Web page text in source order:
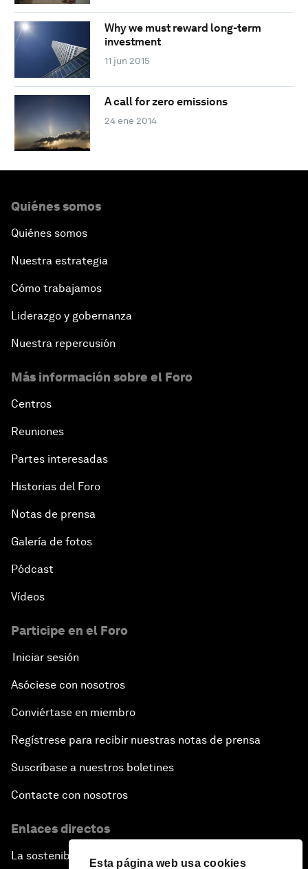
Esta página web usa cookies
Why we must reward long-term
investment
11 jun 2015
A call for zero emissions
24 ene 2014
Quiénes somos
Quiénes somos
Nuestra estrategia
Cómo trabajamos
Liderazgo y gobernanza
Nuestra repercusión
Más información sobre el Foro
Centros
Reuniones
Partes interesadas
Historias del Foro
Notas de prensa
Galería de fotos
Pódcast
Vídeos
Participe en el Foro
Iniciar sesión
Asóciese con nosotros
Conviértase en miembro
Regístrese para recibir nuestras notas de prensa
Suscríbase a nuestros boletines
Contacte con nosotros
Enlaces directos
La sostenibilidad en el Foro